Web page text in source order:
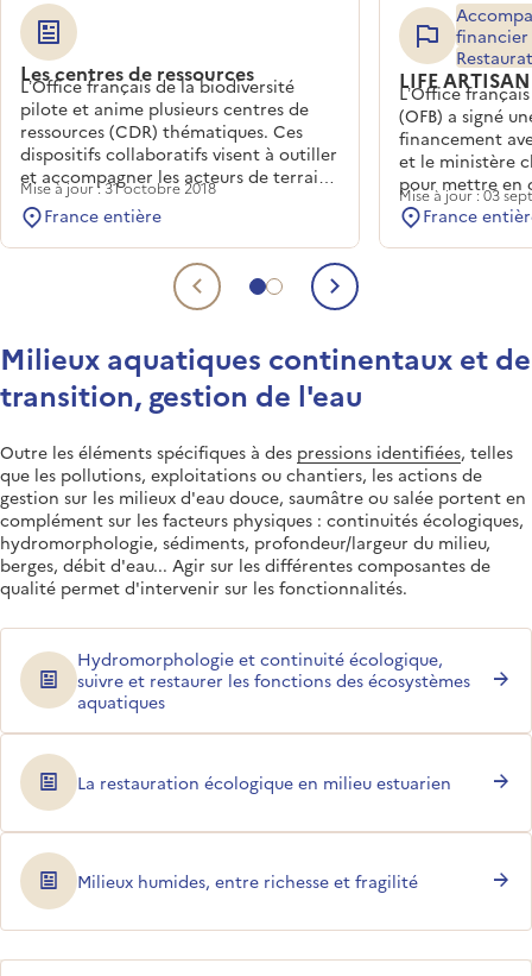
Aller au contenu 1
Aller au contenu 2
Les centres de ressources
L’Office français de la biodiversité
pilote et anime plusieurs centres de
ressources (CDR) thématiques. Ces
dispositifs collaboratifs visent à outiller
et accompagner les acteurs de terrain
dans la préservation et la restauration
de la biodiversité, en facilitant l’accès
aux connaissances, aux outils et aux
retours d’expériences.
Mise à jour : 31 octobre 2018
France entière
LIFE ARTISAN
financier
L’Office
(OFB) a signé
financement
et le ministère
pour mettre en
: Accroître la
au
l’Incitation aux
Mise à jour : 03
France
Contenu précédent
Contenu
Milieux aquatiques continentaux et de
transition, gestion de l'eau
Outre les éléments spécifiques à des pressions identifiées, telles
que les pollutions, exploitations ou chantiers, les actions de
gestion sur les milieux d'eau douce, saumâtre ou salée portent en
complément sur les facteurs physiques : continuités écologiques,
hydromorphologie, sédiments, profondeur/largeur du milieu,
berges, débit d'eau... Agir sur les différentes composantes de
qualité permet d'intervenir sur les fonctionnalités.
Hydromorphologie et continuité écologique,
suivre et restaurer les fonctions des écosystèmes
aquatiques
La restauration écologique en milieu estuarien
Milieux humides, entre richesse et fragilité